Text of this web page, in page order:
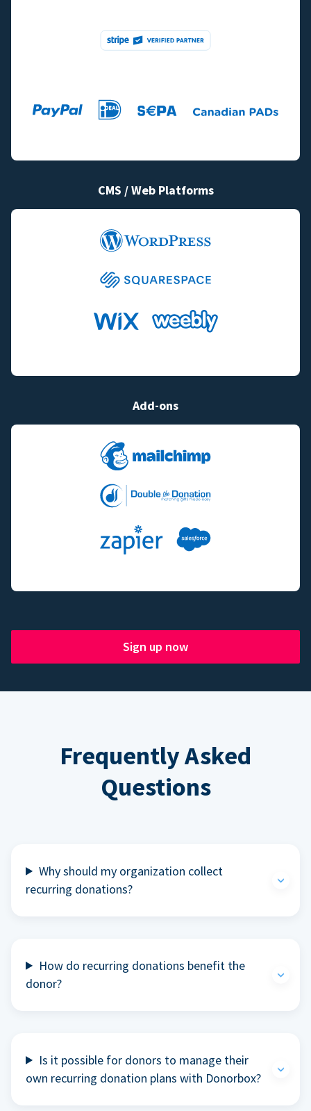
CMS / Web Platforms
Add-ons
Sign up now
Frequently Asked
Questions
Why should my organization collect
recurring donations?
How do recurring donations benefit the
donor?
Is it possible for donors to manage their
own recurring donation plans with Donorbox?